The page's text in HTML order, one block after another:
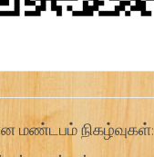
மண்டபம் நிகழ்வுகள்: